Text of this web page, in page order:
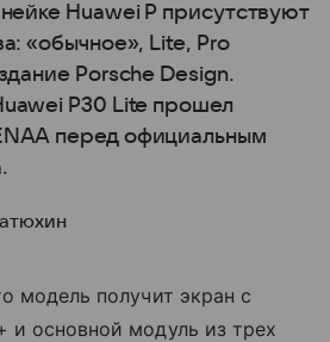
Huawei P присутствуют
«обычное», Lite, Pro
Porsche Design.
P30 Lite прошел
перед официальным
модель получит экран с
и основной модуль из трех